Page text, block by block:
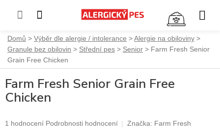
Přejít
obsah
Domů Výběr dle alergie / intolerance
Alergie na obiloviny
Granule bez obilovin
Střední pes Senior
Farm Fresh Senior
Grain Free Chicken
Farm Fresh Senior Grain Free
Chicken
Průměrné
1 hodnocení Podrobnosti hodnocení Značka: Farm Fresh